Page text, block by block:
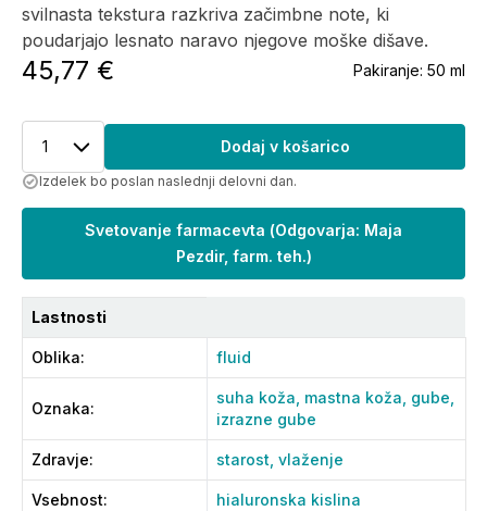
svilnasta tekstura razkriva začimbne note, ki
poudarjajo lesnato naravo njegove moške dišave.
45,77 € Pakiranje: 50 ml
1 Dodaj v košarico
Izdelek bo poslan naslednji delovni dan.
Svetovanje farmacevta (Odgovarja: Maja
Pezdir, farm. teh.)
Lastnosti
Oblika: fluid
Oznaka:
suha koža, mastna koža, gube,
izrazne gube
Zdravje: starost, vlaženje
Vsebnost: hialuronska kislina